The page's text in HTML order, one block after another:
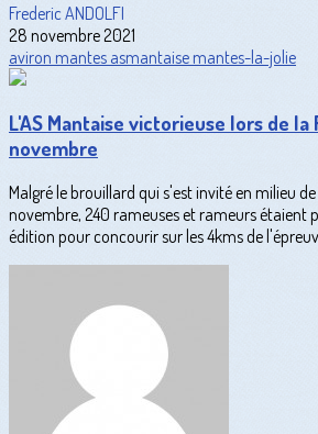
Frederic ANDOLFI
28 novembre 2021
aviron mantes asmantaise mantes-la-jolie
L'AS Mantaise victorieuse lors de la
novembre
Malgré le brouillard qui s'est invité en milieu de
novembre, 240 rameuses et rameurs étaient
édition pour concourir sur les 4kms de